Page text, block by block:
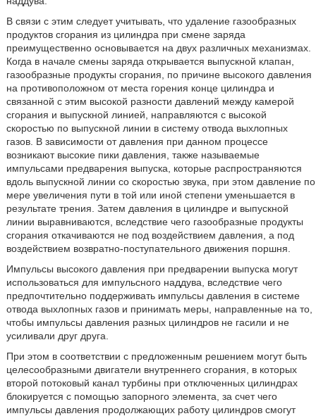
В связи с этим следует учитывать, что удаление газообразных
продуктов сгорания из цилиндра при смене заряда
преимущественно основывается на двух различных механизмах.
Когда в начале смены заряда открывается выпускной клапан,
газообразные продукты сгорания, по причине высокого давления
на противоположном от места горения конце цилиндра и
связанной с этим высокой разности давлений между камерой
сгорания и выпускной линией, направляются с высокой
скоростью по выпускной линии в систему отвода выхлопных
газов. В зависимости от давления при данном процессе
возникают высокие пики давления, также называемые
импульсами предварения выпуска, которые распространяются
вдоль выпускной линии со скоростью звука, при этом давление по
мере увеличения пути в той или иной степени уменьшается в
результате трения. Затем давления в цилиндре и выпускной
линии выравниваются, вследствие чего газообразные продукты
сгорания откачиваются не под воздействием давления, а под
воздействием возвратно-поступательного движения поршня.
Импульсы высокого давления при предварении выпуска могут
использоваться для импульсного наддува, вследствие чего
предпочтительно поддерживать импульсы давления в системе
отвода выхлопных газов и принимать меры, направленные на то,
чтобы импульсы давления разных цилиндров не гасили и не
усиливали друг друга.
При этом в соответствии с предложенным решением могут быть
целесообразными двигатели внутреннего сгорания, в которых
второй потоковый канал турбины при отключенных цилиндрах
блокируется с помощью запорного элемента, за счет чего
импульсы давления продолжающих работу цилиндров смогут